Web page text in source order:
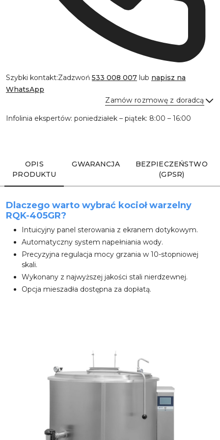
Szybki kontakt:Zadzwoń 533 008 007 lub napisz na
WhatsApp
Zamów rozmowę z doradcą
Infolinia ekspertów: poniedziałek – piątek: 8:00 – 16:00
OPIS
PRODUKTU
GWARANCJA
BEZPIECZEŃSTWO
(GPSR)
Dlaczego warto wybrać kocioł warzelny
RQK-405GR?
Intuicyjny panel sterowania z ekranem dotykowym.
Automatyczny system napełniania wody.
Precyzyjna regulacja mocy grzania w 10-stopniowej
skali.
Wykonany z najwyższej jakości stali nierdzewnej.
Opcja mieszadła dostępna za dopłatą.